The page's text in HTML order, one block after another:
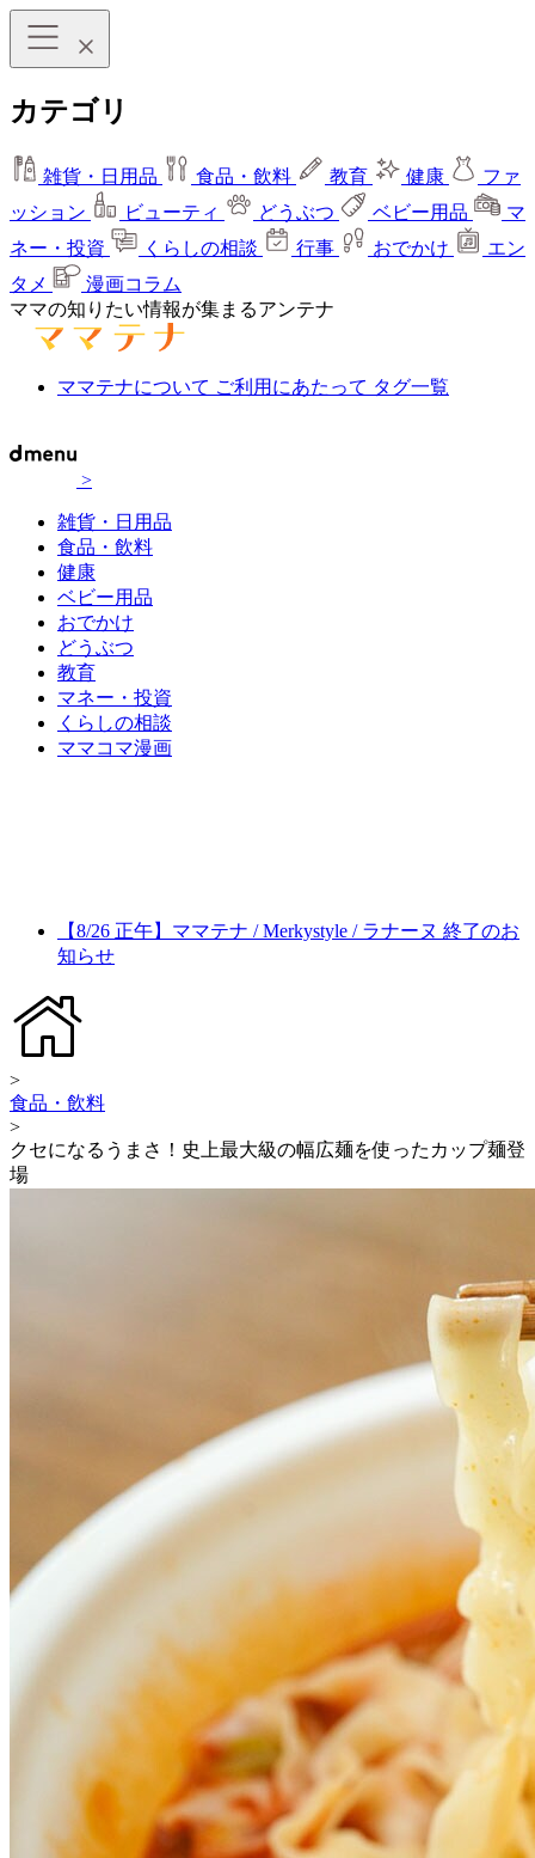
カテゴリ
雑貨・日用品 食品・飲料 教育 健康
ファ
ッション
ビューティ どうぶつ ベビー用品
マ
ネー・投資
くらしの相談 行事 おでかけ
エン
タメ
漫画コラム
ママの知りたい情報が集まるアンテナ
ママテナについて ご利用にあたって タグ一覧
>
雑貨・日用品
食品・飲料
健康
ベビー用品
おでかけ
どうぶつ
教育
マネー・投資
くらしの相談
ママコマ漫画
【8/26 正午】ママテナ / Merkystyle / ラナーヌ 終了のお
知らせ
>
食品・飲料
>
クセになるうまさ！史上最大級の幅広麺を使ったカップ麺登
場